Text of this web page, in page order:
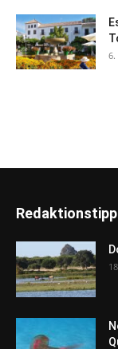
6.
Redaktionstipp